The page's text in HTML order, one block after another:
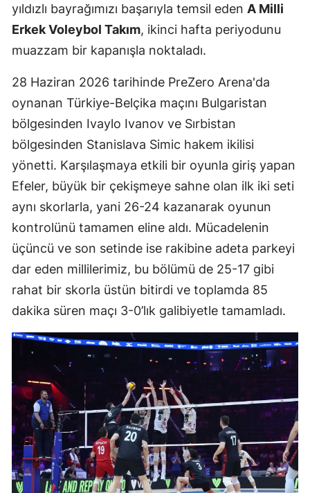
yıldızlı bayrağımızı başarıyla temsil eden A Milli
Erkek Voleybol Takım, ikinci hafta periyodunu
muazzam bir kapanışla noktaladı.
28 Haziran 2026 tarihinde PreZero Arena'da
oynanan Türkiye-Belçika maçını Bulgaristan
bölgesinden Ivaylo Ivanov ve Sırbistan
bölgesinden Stanislava Simic hakem ikilisi
yönetti. Karşılaşmaya etkili bir oyunla giriş yapan
Efeler, büyük bir çekişmeye sahne olan ilk iki seti
aynı skorlarla, yani 26-24 kazanarak oyunun
kontrolünü tamamen eline aldı. Mücadelenin
üçüncü ve son setinde ise rakibine adeta parkeyi
dar eden millilerimiz, bu bölümü de 25-17 gibi
rahat bir skorla üstün bitirdi ve toplamda 85
dakika süren maçı 3-0’lık galibiyetle tamamladı.